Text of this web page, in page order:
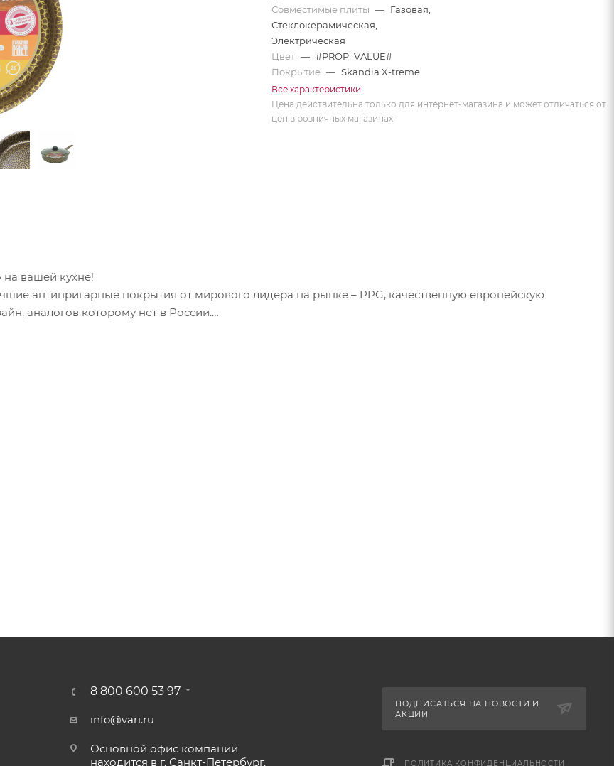
Совместимые плиты — Газовая,
Стеклокерамическая,
Электрическая
Цвет — #PROP_VALUE#
Покрытие — Skandia X-treme
Все характеристики
Цена действительна только для интернет-магазина и может отличаться от
цен в розничных магазинах
на вашей кухне!
антипригарные покрытия от мирового лидера на рынке – PPG, качественную европейскую
аналогов которому нет в России.
алюминия;
размещение пищи на рабочей поверхности.
так как не содержит PFOA
плит. Не подходит для индукционных плит. Можно мыть в посудомоечной машине.
8 800 600 53 97
info@vari.ru
Основной офис компании
находится в г. Санкт-Петербург.
ПОДПИСАТЬСЯ НА НОВОСТИ И
АКЦИИ
ПОЛИТИКА КОНФИДЕНЦИАЛЬНОСТИ